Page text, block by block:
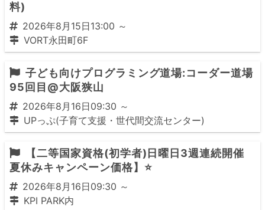
料)
2026年8月15日13:00 ～
VORT永田町6F
子ども向けプログラミング道場:コーダー道場
95回目@大阪狭山
2026年8月16日09:30 ～
UPっぷ(子育て支援・世代間交流センター)
【二等国家資格(初学者)日曜日3週連続開催
夏休みキャンペーン価格】⭐️
2026年8月16日09:30 ～
KPI PARK内